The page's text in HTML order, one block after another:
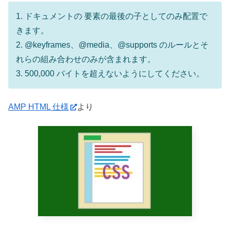
1. ドキュメントの 要素の最後の子としてのみ配置で
きます。
2. @keyframes、@media、@supports のルールとそ
れらの組み合わせのみが含まれます。
3. 500,000 バイトを超えないようにしてください。
AMP HTML 仕様 より